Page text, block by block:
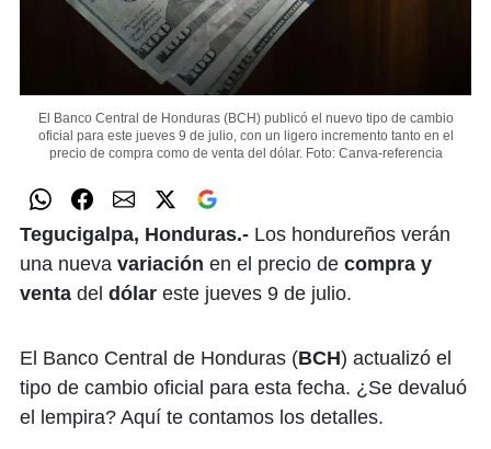
El Banco Central de Honduras (BCH) publicó el nuevo tipo de cambio
oficial para este jueves 9 de julio, con un ligero incremento tanto en el
precio de compra como de venta del dólar. Foto: Canva-referencia
Tegucigalpa, Honduras.- Los hondureños verán
una nueva variación en el precio de compra y
venta del dólar este jueves 9 de julio.
El Banco Central de Honduras (BCH) actualizó el
tipo de cambio oficial para esta fecha. ¿Se devaluó
el lempira? Aquí te contamos los detalles.